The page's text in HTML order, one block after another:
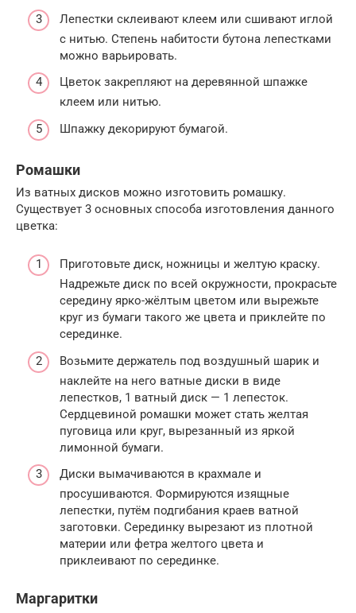
Лепестки склеивают клеем или сшивают иглой
с нитью. Степень набитости бутона лепестками
можно варьировать.
Цветок закрепляют на деревянной шпажке
клеем или нитью.
Шпажку декорируют бумагой.
Ромашки
Из ватных дисков можно изготовить ромашку.
Существует 3 основных способа изготовления данного
цветка:
Приготовьте диск, ножницы и желтую краску.
Надрежьте диск по всей окружности, прокрасьте
середину ярко-жёлтым цветом или вырежьте
круг из бумаги такого же цвета и приклейте по
серединке.
Возьмите держатель под воздушный шарик и
наклейте на него ватные диски в виде
лепестков, 1 ватный диск — 1 лепесток.
Сердцевиной ромашки может стать желтая
пуговица или круг, вырезанный из яркой
лимонной бумаги.
Диски вымачиваются в крахмале и
просушиваются. Формируются изящные
лепестки, путём подгибания краев ватной
заготовки. Серединку вырезают из плотной
материи или фетра желтого цвета и
приклеивают по серединке.
Маргаритки